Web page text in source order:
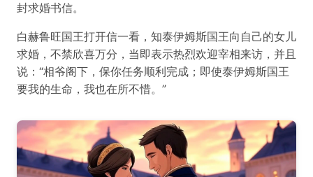
封求婚书信。
白赫鲁旺国王打开信一看，知泰伊姆斯国王向自己的女儿
求婚，不禁欣喜万分，当即表示热烈欢迎宰相来访，并且
说：“相爷阁下，保你任务顺利完成；即使泰伊姆斯国王
要我的生命，我也在所不惜。”